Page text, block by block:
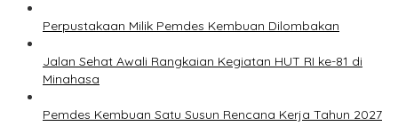
Perpustakaan Milik Pemdes Kembuan Dilombakan
Jalan Sehat Awali Rangkaian Kegiatan HUT RI ke-81 di
Minahasa
Pemdes Kembuan Satu Susun Rencana Kerja Tahun 2027